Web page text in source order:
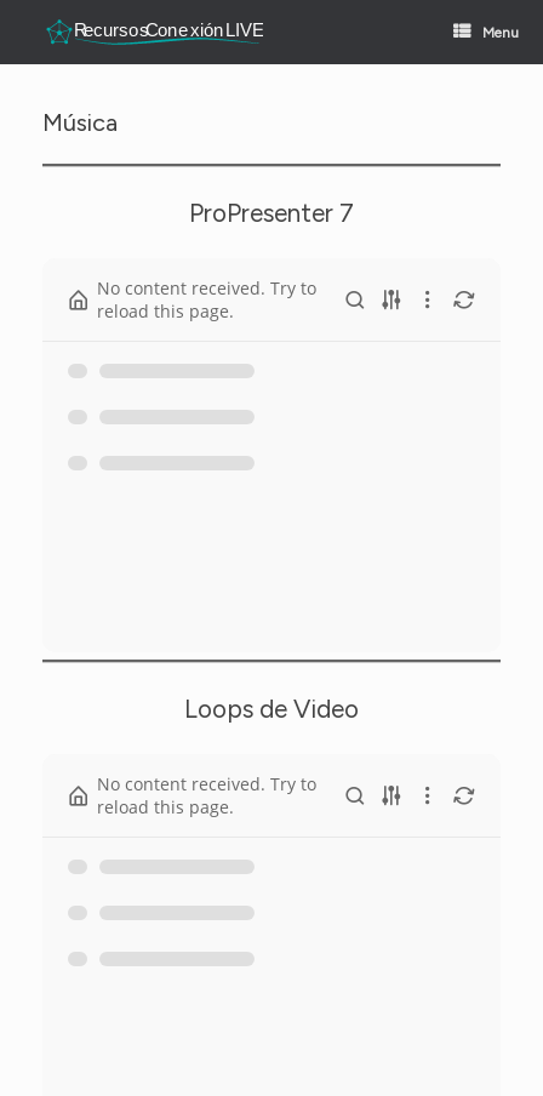
Menu
Música
ProPresenter 7
No content received. Try to
reload this page.
Loops de Video
No content received. Try to
reload this page.